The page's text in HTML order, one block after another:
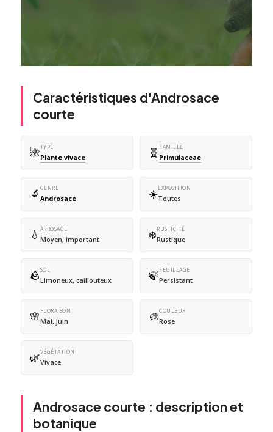
Caractéristiques d'Androsace
courte
🌺TYPE
Plante vivace 🧬 FAMILLE
Primulaceae
🔬 GENRE
Androsace ☀️EXPOSITION
Toutes
💧 ARROSAGE
Moyen, important ❄️RUSTICITÉ
Rustique
🪨SOL
Limoneux, caillouteux 🍃FEUILLAGE
Persistant
🌸 FLORAISON
Mai, juin 🎨COULEUR
Rose
🌿VÉGÉTATION
Vivace
Androsace courte : description et
botanique